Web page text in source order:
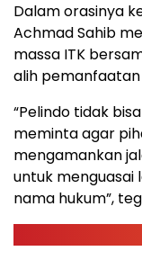
Dalam orasinya
Achmad Sahib
massa ITK
alih pemanfaatan
“Pelindo tidak
meminta agar
mengamankan
untuk menguasai
nama hukum”,